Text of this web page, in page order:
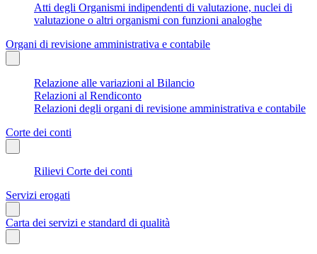
Atti degli Organismi indipendenti di valutazione, nuclei di
valutazione o altri organismi con funzioni analoghe
Organi di revisione amministrativa e contabile
Relazione alle variazioni al Bilancio
Relazioni al Rendiconto
Relazioni degli organi di revisione amministrativa e contabile
Corte dei conti
Rilievi Corte dei conti
Servizi erogati
Carta dei servizi e standard di qualità